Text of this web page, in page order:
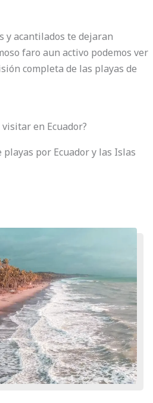
y acantilados te dejaran
faro aun activo podemos ver
completa de las playas de
en Ecuador?
por Ecuador y las Islas